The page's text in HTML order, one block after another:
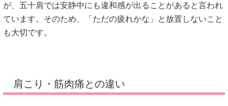
が、五十肩では安静中にも違和感が出ることがあると言われ
ています。そのため、「ただの疲れかな」と放置しないこと
も大切です。
肩こり・筋肉痛との違い